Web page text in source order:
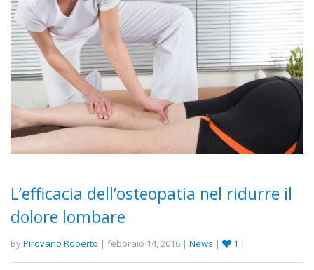
L’efficacia dell’osteopatia nel ridurre il
dolore lombare
ByPirovano Roberto | febbraio 14, 2016 | News | 1 |